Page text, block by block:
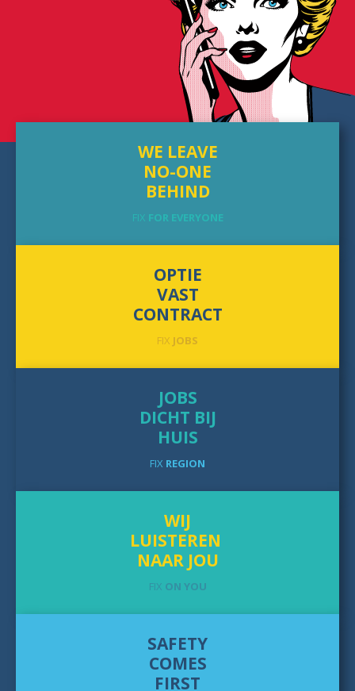
WE LEAVE
NO-ONE
BEHIND
FIX FOR EVERYONE
OPTIE
VAST
CONTRACT
FIX JOBS
JOBS
DICHT BIJ
HUIS
FIX REGION
WIJ
LUISTEREN
NAAR JOU
FIX ON YOU
SAFETY
COMES
FIRST